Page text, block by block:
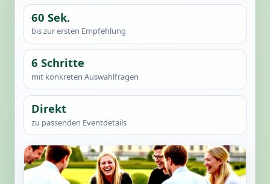
60 Sek.
bis zur ersten Empfehlung
6 Schritte
mit konkreten Auswahlfragen
Direkt
zu passenden Eventdetails